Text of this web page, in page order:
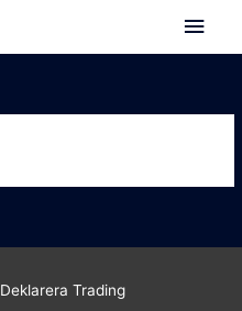
Deklarera Trading